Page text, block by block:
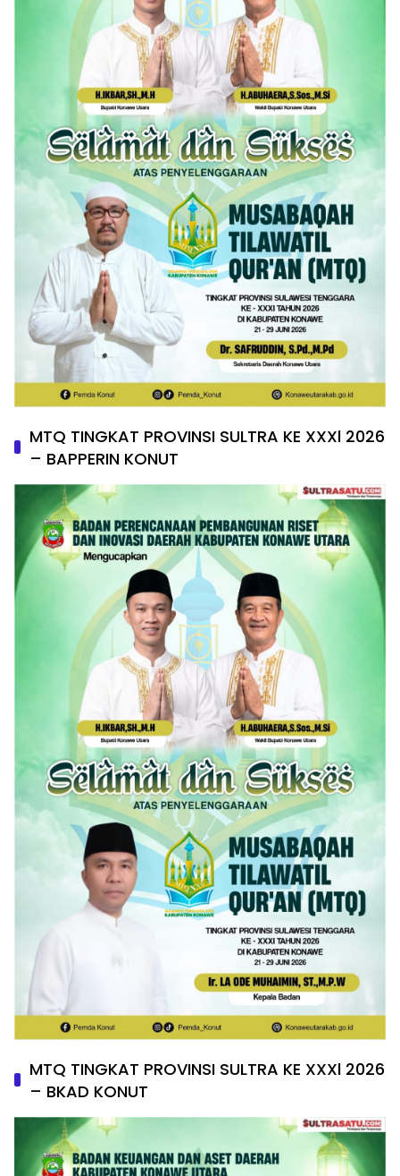
MTQ TINGKAT PROVINSI SULTRA KE XXXl 2026
– BAPPERIN KONUT
MTQ TINGKAT PROVINSI SULTRA KE XXXl 2026
– BKAD KONUT